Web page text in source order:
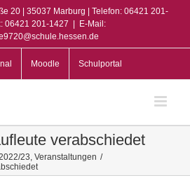
20 | 35037 Marburg | Telefon: 06421 201-
06421 201-1427
E-Mail:
Moodle Schulportal
verabschiedet
23, Veranstaltungen /